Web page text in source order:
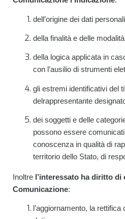
dell’origine dei dati
della finalità e delle
della logica applicata in
con l’ausilio di strumenti
gli estremi identificativi del
delrappresentante
dei soggetti e delle
possono essere
conoscenza in qualità di
territorio dello Stato, di
Inoltre l’interessato ha diritto di
Comunicazione:
l’aggiornamento, la rettifica